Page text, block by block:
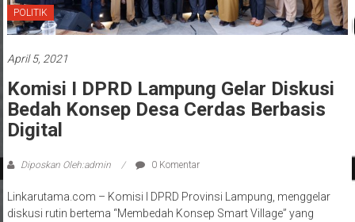
POLITIK
April 5, 2021
Komisi I DPRD Lampung Gelar Diskusi
Bedah Konsep Desa Cerdas Berbasis
Digital
Diposkan Oleh:admin 0 Komentar
Linkarutama.com – Komisi I DPRD Provinsi Lampung, menggelar
diskusi rutin bertema “Membedah Konsep Smart Village” yang